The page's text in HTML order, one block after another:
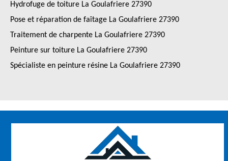
Hydrofuge de toiture La Goulafriere 27390
Pose et réparation de faîtage La Goulafriere 27390
Traitement de charpente La Goulafriere 27390
Peinture sur toiture La Goulafriere 27390
Spécialiste en peinture résine La Goulafriere 27390